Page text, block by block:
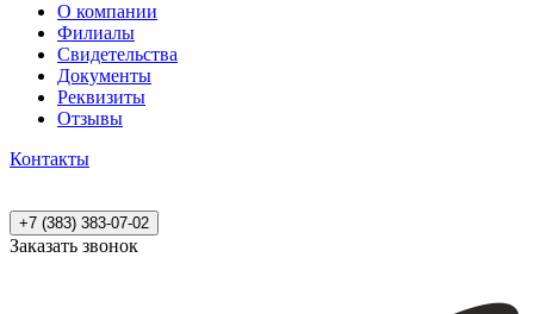
О компании
Филиалы
Свидетельства
Документы
Реквизиты
Отзывы
Контакты
+7 (383) 383-07-02
Заказать звонок